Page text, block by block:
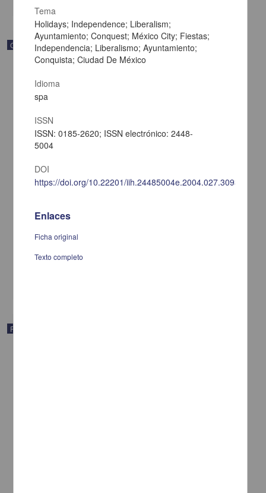
Correspondencia postal
Carta de Vicente G. Muñoz a Francisco I. Madero ofreciéndole sus
Muñoz, Vicente G.
[sin fecha]
Multidisciplina
Publicación
Tema
Holidays; Independence; Liberalism;
Ayuntamiento; Conquest; México City; Fiestas;
Independencia; Liberalismo; Ayuntamiento;
Conquista; Ciudad De México
Idioma
spa
ISSN
ISSN: 0185-2620; ISSN electrónico: 2448-
5004
DOI
https://doi.org/10.22201/iih.24485004e.2004.027.3093
Enlaces
Ficha original
Texto completo